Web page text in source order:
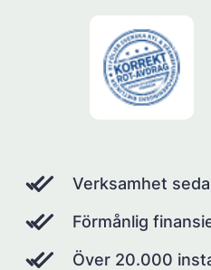
Verksamhet
Förmånlig
Över 20.000